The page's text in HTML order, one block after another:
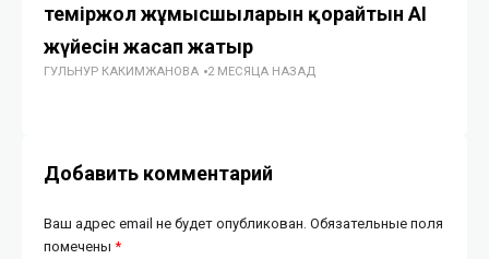
теміржол жұмысшыларын қорғайтын AI
жүйесін жасап жатыр
ГУЛЬНУР КАКИМЖАНОВА 2 МЕСЯЦА НАЗАД
Добавить комментарий
Ваш адрес email не будет опубликован. Обязательные поля
помечены *